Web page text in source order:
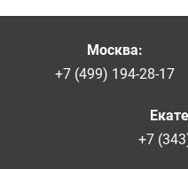
Москва:
+7 (499) 194-28-17
+7